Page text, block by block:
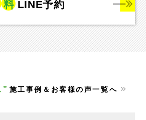
料 LINE予約
” 施工事例＆お客様の声一覧へ